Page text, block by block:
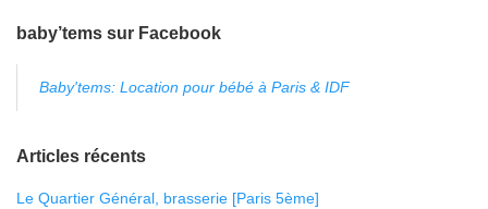
baby’tems sur Facebook
Baby'tems: Location pour bébé à Paris & IDF
Articles récents
Le Quartier Général, brasserie [Paris 5ème]